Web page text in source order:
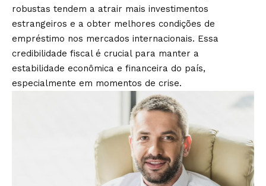
robustas tendem a atrair mais investimentos
estrangeiros e a obter melhores condições de
empréstimo nos mercados internacionais. Essa
credibilidade fiscal é crucial para manter a
estabilidade econômica e financeira do país,
especialmente em momentos de crise.